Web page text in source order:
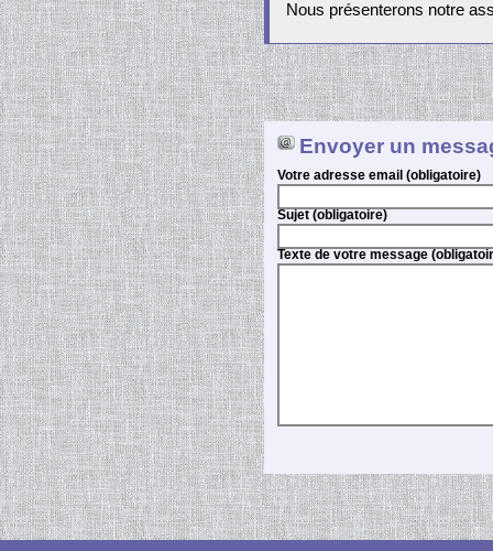
Nous présenterons notre
Envoyer un
Votre adresse email (obligatoire)
Sujet (obligatoire)
Texte de votre message